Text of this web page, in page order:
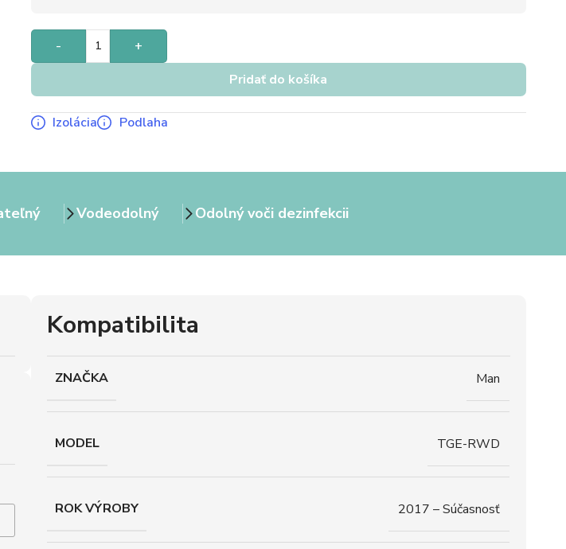
-
+
Pridať do košíka
Izolácia Podlaha
Vodeodolný Odolný voči dezinfekcii
Kompatibilita
ZNAČKA Man
MODEL TGE-RWD
ROK VÝROBY 2017 – Súčasnosť